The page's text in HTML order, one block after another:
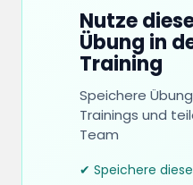
Nutze
Übung in
Training
Speichere
Trainings und
Team
✔ Speichere